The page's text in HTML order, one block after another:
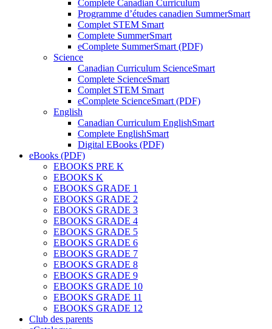
Complete Canadian Curriculum
Programme d’études canadien SummerSmart
Complet STEM Smart
Complete SummerSmart
eComplete SummerSmart (PDF)
Science
Canadian Curriculum ScienceSmart
Complete ScienceSmart
Complet STEM Smart
eComplete ScienceSmart (PDF)
English
Canadian Curriculum EnglishSmart
Complete EnglishSmart
Digital EBooks (PDF)
eBooks (PDF)
EBOOKS PRE K
EBOOKS K
EBOOKS GRADE 1
EBOOKS GRADE 2
EBOOKS GRADE 3
EBOOKS GRADE 4
EBOOKS GRADE 5
EBOOKS GRADE 6
EBOOKS GRADE 7
EBOOKS GRADE 8
EBOOKS GRADE 9
EBOOKS GRADE 10
EBOOKS GRADE 11
EBOOKS GRADE 12
Club des parents